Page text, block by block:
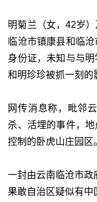
明菊兰（女，42岁
临沧市镇康县和临
身份证，未知与与
和明珍珍被抓一刻的
网传消息称，毗邻
杀、活埋的事件，
控制的卧虎山庄园区
一封由云南临沧市政
果敢自治区疑似有中